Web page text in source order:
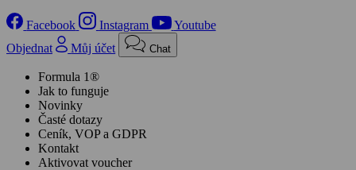
Facebook Instagram
Youtube
Objednat
Můj účet Chat
Formula 1®
Jak to funguje
Novinky
Časté dotazy
Ceník, VOP a GDPR
Kontakt
Aktivovat voucher